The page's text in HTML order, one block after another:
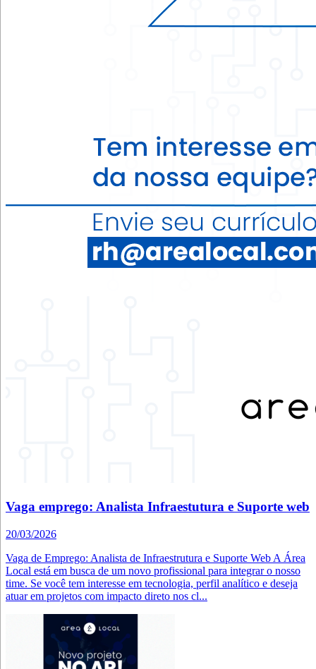
Vaga emprego: Analista Infraestutura e Suporte web
20/03/2026
Vaga de Emprego: Analista de Infraestrutura e Suporte Web A Área
Local está em busca de um novo profissional para integrar o nosso
time. Se você tem interesse em tecnologia, perfil analítico e deseja
atuar em projetos com impacto direto nos cl...